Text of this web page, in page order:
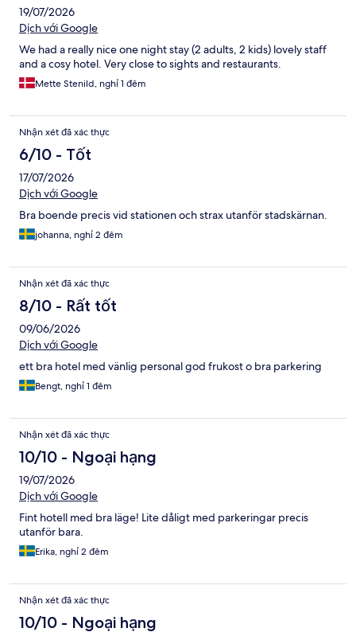
19/07/2026
Dịch với Google
We had a really nice one night stay (2 adults, 2 kids) lovely staff
and a cosy hotel. Very close to sights and restaurants.
Mette Stenild, nghỉ 1 đêm
Nhận xét đã xác thực
6/10 - Tốt
17/07/2026
Dịch với Google
Bra boende precis vid stationen och strax utanför stadskärnan.
johanna, nghỉ 2 đêm
Nhận xét đã xác thực
8/10 - Rất tốt
09/06/2026
Dịch với Google
ett bra hotel med vänlig personal god frukost o bra parkering
Bengt, nghỉ 1 đêm
Nhận xét đã xác thực
10/10 - Ngoại hạng
19/07/2026
Dịch với Google
Fint hotell med bra läge! Lite dåligt med parkeringar precis
utanför bara.
Erika, nghỉ 2 đêm
Nhận xét đã xác thực
10/10 - Ngoại hạng